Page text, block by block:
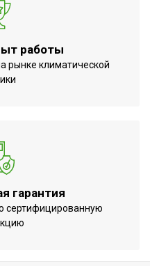
IPX4
работы
рынке климатической
гарантия
сертифицированную